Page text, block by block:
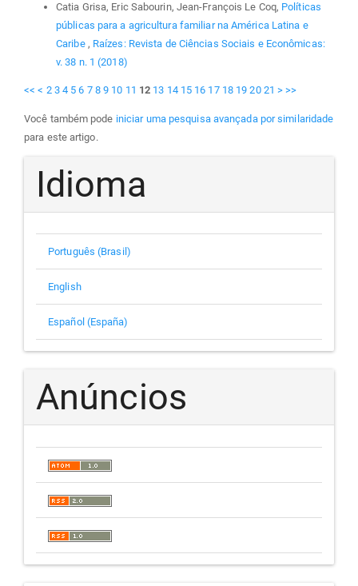
Catia Grisa, Eric Sabourin, Jean-François Le Coq, Políticas
públicas para a agricultura familiar na América Latina e
Caribe , Raízes: Revista de Ciências Sociais e Econômicas:
v. 38 n. 1 (2018)
<< < 2 3 4 5 6 7 8 9 10 11 12 13 14 15 16 17 18 19 20 21 > >>
Você também pode iniciar uma pesquisa avançada por similaridade
para este artigo.
Idioma
Português (Brasil)
English
Español (España)
Anúncios